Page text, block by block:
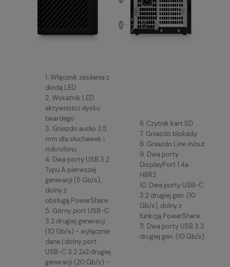
1. Włącznik zasilania z
diodą LED
2. Wskaźnik LED
aktywności dysku
twardego
3. Gniazdo audio 3,5
mm dla słuchawek i
mikrofonu
4. Dwa porty USB 3.2
Typu A pierwszej
generacji (5 Gb/s),
dolny z
obsługą PowerShare
5. Górny port USB-C
3.2 drugiej generacji
(10 Gb/s) - wyłącznie
dane | dolny port
USB-C 3.2 2x2 drugiej
generacji (20 Gb/s) -
6. Czytnik kart SD
7. Gniazdo blokady
8. Gniazdo Line in/out
9. Dwa porty
DisplayPort 1.4a
HBR2
10. Dwa porty USB-C
3.2 drugiej gen. (10
Gb/s), dolny z
funkcją PowerShare
11. Dwa porty USB 3.2
drugiej gen. (10 Gb/s)